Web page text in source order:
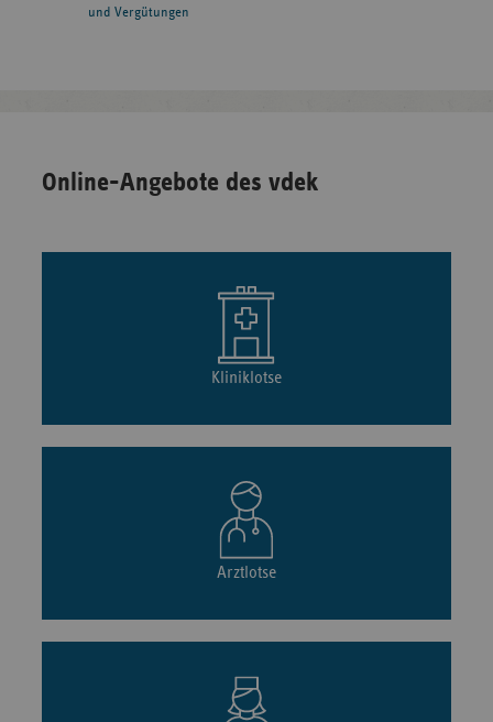
und Vergütungen
Online-Angebote des vdek
Kliniklotse
Arztlotse